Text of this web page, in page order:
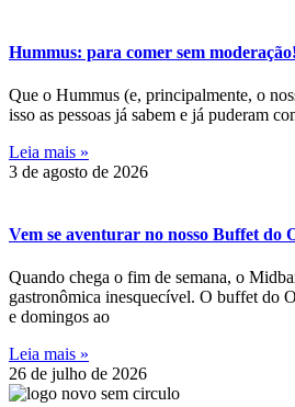
Hummus: para comer sem moderação!
Que o Hummus (e, principalmente, o
isso as pessoas já sabem e já puderam
Leia mais »
3 de agosto de 2026
Vem se aventurar no nosso Buffet do
Quando chega o fim de semana, o
gastronômica inesquecível. O buffet do
e domingos ao
Leia mais »
26 de julho de 2026